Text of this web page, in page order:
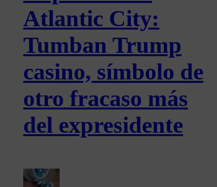
Atlantic City:
Tumban Trump
casino, símbolo de
otro fracaso más
del expresidente